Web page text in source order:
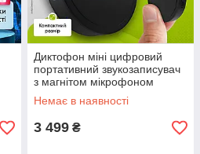
Диктофон міні цифровий
портативний звукозаписувач
з магнітом мікрофоном
автономний 64ГБ
Немає в наявності
3 499 ₴